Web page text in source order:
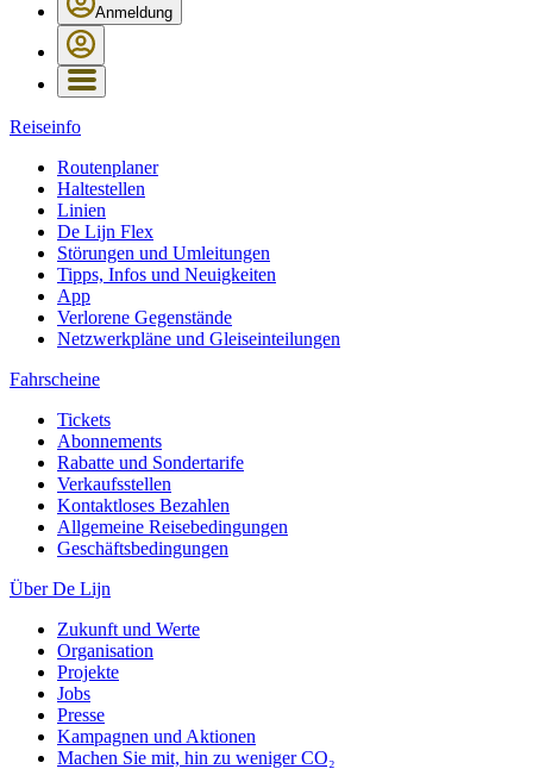
Anmeldung
Reiseinfo
Routenplaner
Haltestellen
Linien
De Lijn Flex
Störungen und Umleitungen
Tipps, Infos und Neuigkeiten
App
Verlorene Gegenstände
Netzwerkpläne und Gleiseinteilungen
Fahrscheine
Tickets
Abonnements
Rabatte und Sondertarife
Verkaufsstellen
Kontaktloses Bezahlen
Allgemeine Reisebedingungen
Geschäftsbedingungen
Über De Lijn
Zukunft und Werte
Organisation
Projekte
Jobs
Presse
Kampagnen und Aktionen
Machen Sie mit, hin zu weniger CO₂